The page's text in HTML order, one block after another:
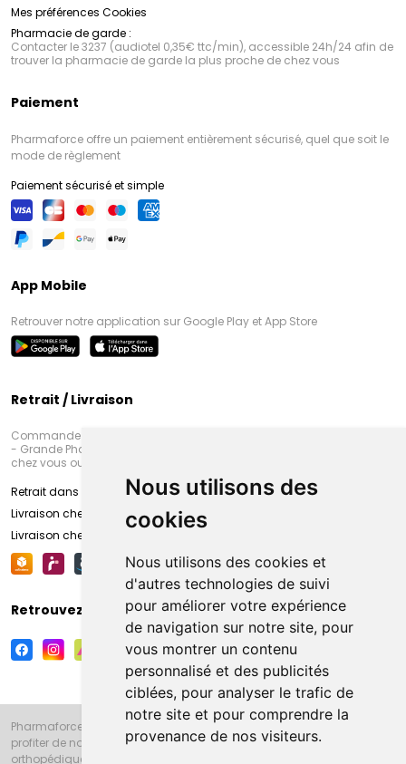
Nous utilisons des
cookies
Nous utilisons des cookies et
d'autres technologies de suivi
pour améliorer votre expérience
de navigation sur notre site, pour
vous montrer un contenu
personnalisé et des publicités
ciblées, pour analyser le trafic de
notre site et pour comprendre la
provenance de nos visiteurs.
Mes préférences Cookies
Pharmacie de garde :
Contacter le 3237 (audiotel 0,35€ ttc/min), accessible 24h/24 afin de
trouver la pharmacie de garde la plus proche de chez vous
Paiement
Pharmaforce offre un paiement entièrement sécurisé, quel que soit le
mode de règlement
Paiement sécurisé et simple
App Mobile
Retrouver notre application sur Google Play et App Store
Retrait / Livraison
Commandez en ligne et venez chercher votre commande à Amiens
- Grande Pharmacie d’Amiens (Fachon) ou recevez-là rapidement
chez vous ou en point retrait
Retrait dans la pharmacie d’Amiens
Livraison chez vous
Livraison chez votre commerçant
Retrouvez-nous sur vos réseaux sociaux
Pharmaforce.fr et la Grande Pharmacie d’Amiens vous souhaitent de
profiter de notre accueil, de nos conseils pharmaceutiques,
orthopédiques, homéopathiques, parapharmaceutiques, beauté et